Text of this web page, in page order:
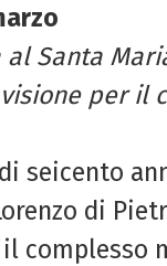
al Santa
per il
seicento
di
complesso